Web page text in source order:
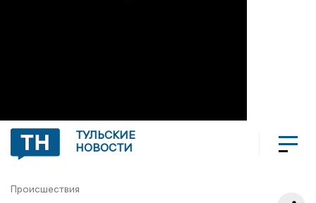
ТУЛЬСКИЕ
НОВОСТИ
Происшествия